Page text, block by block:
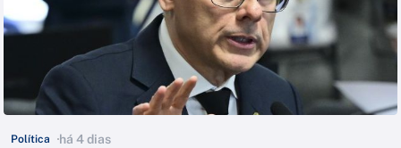
Política há 4 dias